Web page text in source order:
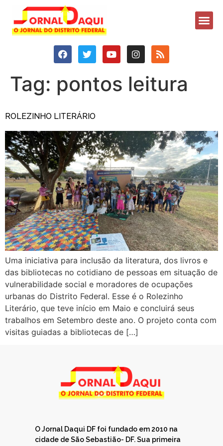
Tag: pontos leitura
ROLEZINHO LITERÁRIO
Uma iniciativa para inclusão da literatura, dos livros e
das bibliotecas no cotidiano de pessoas em situação de
vulnerabilidade social e moradores de ocupações
urbanas do Distrito Federal. Esse é o Rolezinho
Literário, que teve início em Maio e concluirá seus
trabalhos em Setembro deste ano. O projeto conta com
visitas guiadas a bibliotecas de […]
O Jornal Daqui DF foi fundado em 2010 na
cidade de São Sebastião- DF. Sua primeira